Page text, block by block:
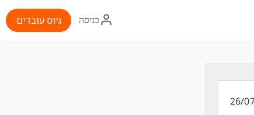
איקון
התחברות
כניסה גיוס עובדים
26/